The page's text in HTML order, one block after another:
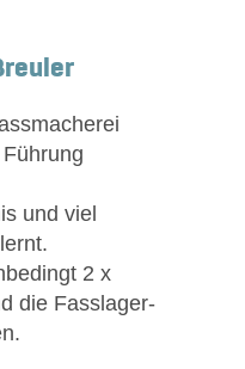
und viel
2 x
die Fasslager-